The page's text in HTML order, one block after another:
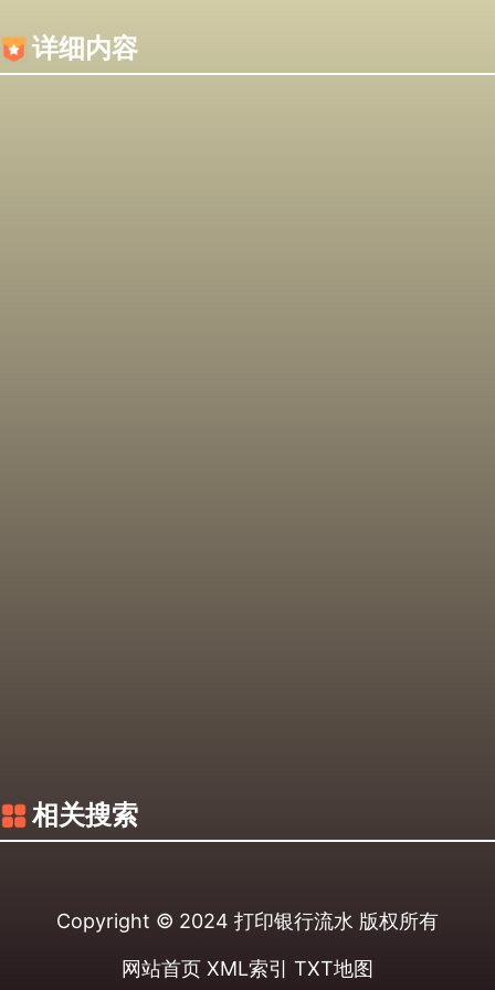
详细内容
相关搜索
Copyright © 2024 打印银行流水 版权所有
网站首页 XML索引 TXT地图